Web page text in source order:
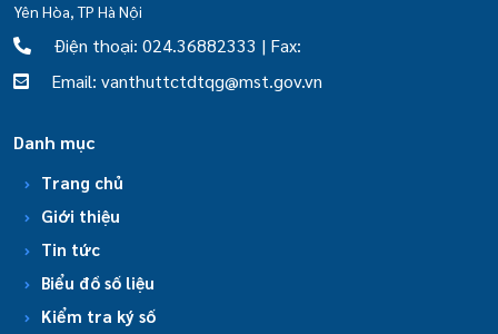
Yên Hòa, TP Hà Nội
Điện thoại: 024.36882333 | Fax:
Email: vanthuttctdtqg@mst.gov.vn
Danh mục
Trang chủ
Giới thiệu
Tin tức
Biểu đồ số liệu
Kiểm tra ký số